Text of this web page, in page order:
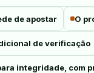
de apostar O
de verificação
integridade, com